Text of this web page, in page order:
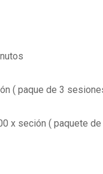
( paque de 3
x seción ( paquete